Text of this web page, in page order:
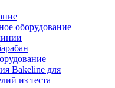
оборудование
Bakeline для
из теста